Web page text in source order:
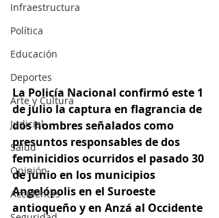
Infraestructura
Política
Educación
Deportes
Arte y Cultura
Judicial
Salud
Opinión
Accidentes
La Policía Nacional confirmó este 1
de julio la captura en flagrancia de
dos hombres señalados como
presuntos responsables de dos
feminicidios ocurridos el pasado 30
de junio en los municipios
Angelópolis en el Suroeste
antioqueño y en Anzá al Occidente